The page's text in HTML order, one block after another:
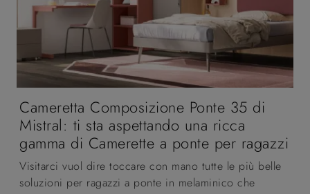
Cameretta Composizione Ponte 35 di
Mistral: ti sta aspettando una ricca
gamma di Camerette a ponte per ragazzi
Visitarci vuol dire toccare con mano tutte le più belle
soluzioni per ragazzi a ponte in melaminico che